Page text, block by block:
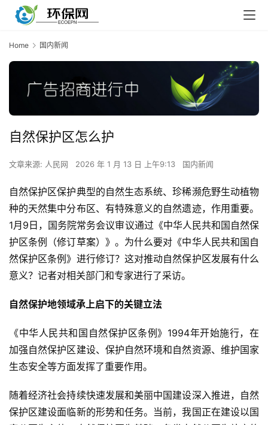
Home 国内新闻
自然保护区怎么护
文章来源: 人民网 2026 年 1 月 13 日 上午9:13 国内新闻
自然保护区保护典型的自然生态系统、珍稀濒危野生动植物
种的天然集中分布区、有特殊意义的自然遗迹，作用重要。
1月9日，国务院常务会议审议通过《中华人民共和国自然保
护区条例（修订草案）》。为什么要对《中华人民共和国自
然保护区条例》进行修订？这对推动自然保护区发展有什么
意义？记者对相关部门和专家进行了采访。
自然保护地领域承上启下的关键立法
《中华人民共和国自然保护区条例》1994年开始施行，在
加强自然保护区建设、保护自然环境和自然资源、维护国家
生态安全等方面发挥了重要作用。
随着经济社会持续快速发展和美丽中国建设深入推进，自然
保护区建设面临新的形势和任务。当前，我国正在建设以国